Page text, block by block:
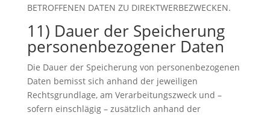
BETROFFENEN DATEN ZU DIREKTWERBEZWECKEN.
11) Dauer der Speicherung
personenbezogener Daten
Die Dauer der Speicherung von personenbezogenen
Daten bemisst sich anhand der jeweiligen
Rechtsgrundlage, am Verarbeitungszweck und –
sofern einschlägig – zusätzlich anhand der